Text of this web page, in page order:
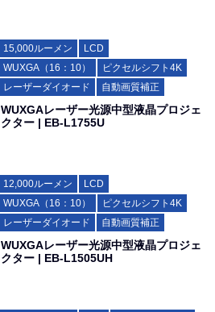
15,000ルーメン
LCD
WUXGA（16：10）
ピクセルシフト4K
レーザーダイオード
自動画質補正
WUXGAレーザー光源中型液晶プロジェ
クター | EB-L1755U
12,000ルーメン
LCD
WUXGA（16：10）
ピクセルシフト4K
レーザーダイオード
自動画質補正
WUXGAレーザー光源中型液晶プロジェ
クター | EB-L1505UH